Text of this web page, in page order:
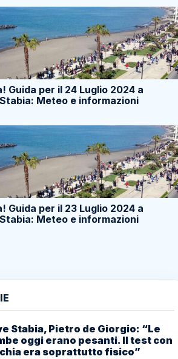
Guida per il 24 Luglio 2024 a
Meteo e informazioni
Guida per il 23 Luglio 2024 a
Meteo e informazioni
Stabia, Pietro de Giorgio: “Le
oggi erano pesanti. Il test con
era soprattutto fisico”